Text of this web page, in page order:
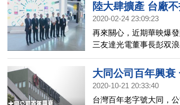
陸大肆擴產 台廠
2020-02-24 23:09:23
再來關心，近期華映爆
三友達光電董事長彭双
廠，不斷擴充產能下，
需不平衡，不過業者已
大同公司百年興衰
2020-10-21 20:33:40
台灣百年老字號大同，